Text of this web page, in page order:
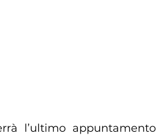
l’ultimo appuntamento